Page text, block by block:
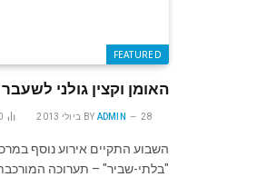
FEATURED
האומן וקצין גולני
BY ADMIN 28 ביולי 2013
"בלתי-שביר" – תערוכה המורכבת